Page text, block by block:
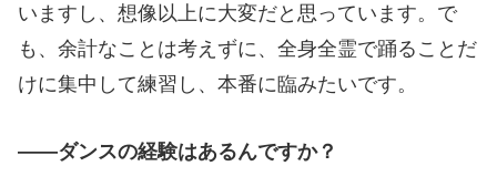
いますし、想像以上に大変だと思っています。で
も、余計なことは考えずに、全身全霊で踊ることだ
けに集中して練習し、本番に臨みたいです。
――ダンスの経験はあるんですか？